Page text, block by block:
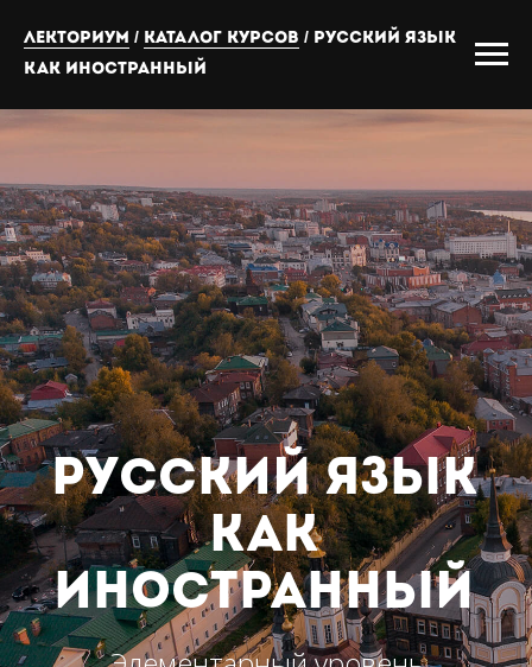
Лекториум / Каталог курсов / Русский язык
как иностранный
Русский язык
как
иностранный
Элементарный уровень